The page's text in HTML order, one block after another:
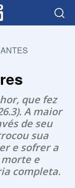
que fez
A maior
de seu
sua
e sofrer a
e
completa.